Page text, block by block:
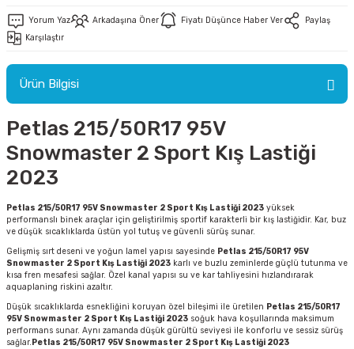
Yorum Yaz Arkadaşına Öner Fiyatı Düşünce Haber Ver
Paylaş
Karşılaştır
Ürün Bilgisi
Petlas 215/50R17 95V
Snowmaster 2 Sport Kış Lastiği
2023
Petlas 215/50R17 95V Snowmaster 2 Sport Kış Lastiği 2023 yüksek
performanslı binek araçlar için geliştirilmiş sportif karakterli bir kış lastiğidir. Kar, buz
ve düşük sıcaklıklarda üstün yol tutuş ve güvenli sürüş sunar.
Gelişmiş sırt deseni ve yoğun lamel yapısı sayesinde Petlas 215/50R17 95V
Snowmaster 2 Sport Kış Lastiği 2023 karlı ve buzlu zeminlerde güçlü tutunma ve
kısa fren mesafesi sağlar. Özel kanal yapısı su ve kar tahliyesini hızlandırarak
aquaplaning riskini azaltır.
Düşük sıcaklıklarda esnekliğini koruyan özel bileşimi ile üretilen Petlas 215/50R17
95V Snowmaster 2 Sport Kış Lastiği 2023 soğuk hava koşullarında maksimum
performans sunar. Aynı zamanda düşük gürültü seviyesi ile konforlu ve sessiz sürüş
sağlar.Petlas 215/50R17 95V Snowmaster 2 Sport Kış Lastiği 2023